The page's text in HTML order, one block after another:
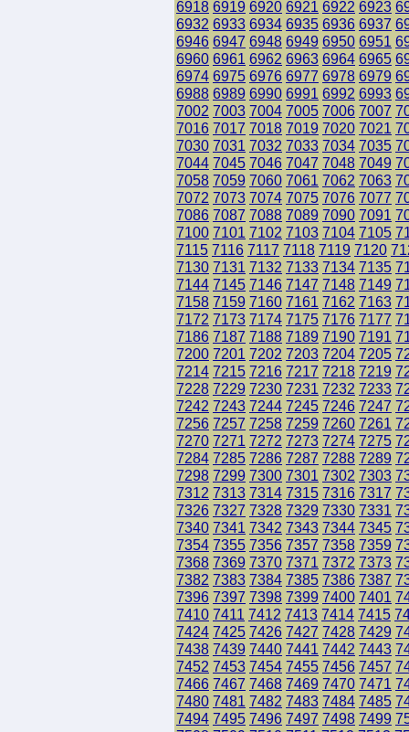
6918 6919 6920 6921 6922 6923
6932 6933 6934 6935 6936 6937
6946 6947 6948 6949 6950 6951
6960 6961 6962 6963 6964 6965
6974 6975 6976 6977 6978 6979
6988 6989 6990 6991 6992 6993
7002 7003 7004 7005 7006 7007
7016 7017 7018 7019 7020 7021
7030 7031 7032 7033 7034 7035
7044 7045 7046 7047 7048 7049
7058 7059 7060 7061 7062 7063
7072 7073 7074 7075 7076 7077
7086 7087 7088 7089 7090 7091
7100 7101 7102 7103 7104 7105
7115 7116 7117 7118 7119 7120
7130 7131 7132 7133 7134 7135
7144 7145 7146 7147 7148 7149
7158 7159 7160 7161 7162 7163
7172 7173 7174 7175 7176 7177
7186 7187 7188 7189 7190 7191
7200 7201 7202 7203 7204 7205
7214 7215 7216 7217 7218 7219
7228 7229 7230 7231 7232 7233
7242 7243 7244 7245 7246 7247
7256 7257 7258 7259 7260 7261
7270 7271 7272 7273 7274 7275
7284 7285 7286 7287 7288 7289
7298 7299 7300 7301 7302 7303
7312 7313 7314 7315 7316 7317
7326 7327 7328 7329 7330 7331
7340 7341 7342 7343 7344 7345
7354 7355 7356 7357 7358 7359
7368 7369 7370 7371 7372 7373
7382 7383 7384 7385 7386 7387
7396 7397 7398 7399 7400 7401
7410 7411 7412 7413 7414 7415
7424 7425 7426 7427 7428 7429
7438 7439 7440 7441 7442 7443
7452 7453 7454 7455 7456 7457
7466 7467 7468 7469 7470 7471
7480 7481 7482 7483 7484 7485
7494 7495 7496 7497 7498 7499